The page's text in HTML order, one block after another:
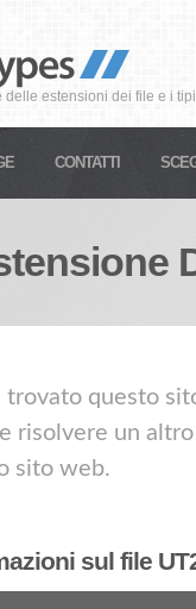
delle estensioni dei file e i
CONTATTI
trovato questo
risolvere un
sito web.
sul file